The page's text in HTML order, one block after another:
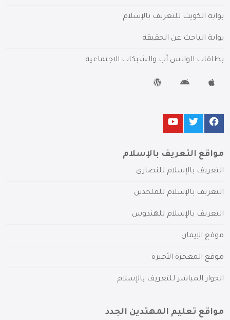
بوابة الكويت للتعريف بالإسلام
بوابة الباحث عن الحقيقة
بطاقات الواتس آب والشبكات الاجتماعية
مواقع التعريف بالإسلام
التعريف بالإسلام للنصارى
التعريف بالإسلام للملحدين
التعريف بالإسلام للهندوس
موقع الإيمان
موقع المعجزة الأخيرة
الحوار المباشر للتعريف بالإسلام
مواقع تعليم المهتدين الجدد